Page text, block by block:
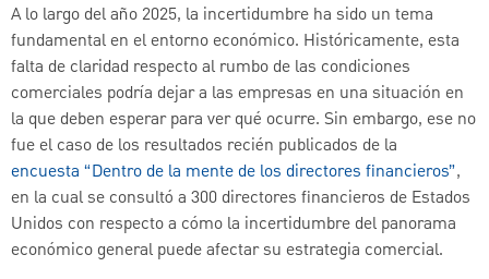
A lo largo del año 2025, la incertidumbre ha sido un tema
fundamental en el entorno económico. Históricamente, esta
falta de claridad respecto al rumbo de las condiciones
comerciales podría dejar a las empresas en una situación en
la que deben esperar para ver qué ocurre. Sin embargo, ese no
fue el caso de los resultados recién publicados de la
encuesta “Dentro de la mente de los directores financieros”,
en la cual se consultó a 300 directores financieros de Estados
Unidos con respecto a cómo la incertidumbre del panorama
económico general puede afectar su estrategia comercial.